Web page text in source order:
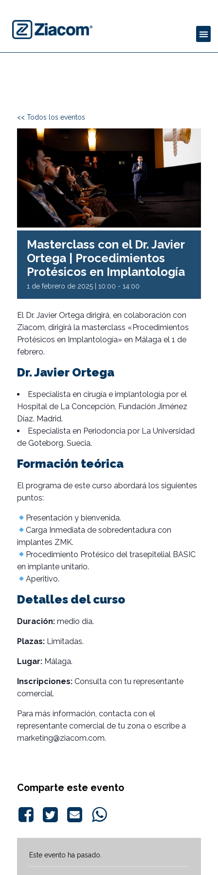
<< Todos los eventos
Masterclass con el Dr. Javier
Ortega | Procedimientos
Protésicos en Implantología
1 de febrero de 2025 | 10:00 - 14:00
El Dr. Javier Ortega dirigirá, en colaboración con
Ziacom, dirigirá la masterclass «Procedimientos
Protésicos en Implantología» en Málaga el 1 de
febrero.
Dr. Javier Ortega
Especialista en cirugía e implantología por el
Hospital de La Concepción, Fundación Jiménez
Díaz. Madrid.
Especialista en Periodoncia por La Universidad
de Goteborg. Suecia.
Formación teórica
El programa de este curso abordará los siguientes
puntos:
Presentación y bienvenida.
Carga Inmediata de sobredentadura con
implantes ZMK.
Procedimiento Protésico del trasepitelial BASIC
en implante unitario.
Aperitivo.
Detalles del curso
Duración: medio día.
Plazas: Limitadas.
Lugar: Málaga.
Inscripciones: Consulta con tu representante
comercial.
Para más información, contacta con el
representante comercial de tu zona o escribe a
marketing@ziacom.com.
Comparte este evento
Este evento ha pasado.